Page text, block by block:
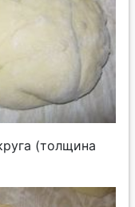
(толщина